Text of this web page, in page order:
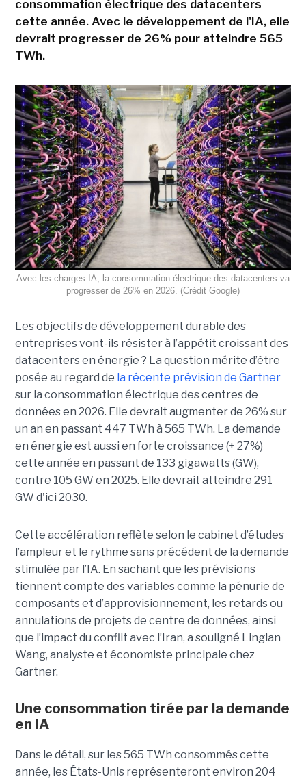
consommation électrique des datacenters
cette année. Avec le développement de l'IA, elle
devrait progresser de 26% pour atteindre 565
TWh.
Avec les charges IA, la consommation électrique des datacenters va
progresser de 26% en 2026. (Crédit Google)
Les objectifs de développement durable des
entreprises vont-ils résister à l’appétit croissant des
datacenters en énergie ? La question mérite d’être
posée au regard de la récente prévision de Gartner
sur la consommation électrique des centres de
données en 2026. Elle devrait augmenter de 26% sur
un an en passant 447 TWh à 565 TWh. La demande
en énergie est aussi en forte croissance (+ 27%)
cette année en passant de 133 gigawatts (GW),
contre 105 GW en 2025. Elle devrait atteindre 291
GW d'ici 2030.
Cette accélération reflète selon le cabinet d’études
l’ampleur et le rythme sans précédent de la demande
stimulée par l’IA. En sachant que les prévisions
tiennent compte des variables comme la pénurie de
composants et d’approvisionnement, les retards ou
annulations de projets de centre de données, ainsi
que l’impact du conflit avec l’Iran, a souligné Linglan
Wang, analyste et économiste principale chez
Gartner.
Une consommation tirée par la demande
en IA
Dans le détail, sur les 565 TWh consommés cette
année, les États-Unis représenteront environ 204